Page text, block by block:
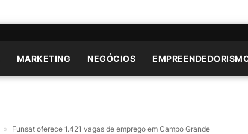
MARKETING NEGÓCIOS
» Funsat oferece 1.421 vagas de emprego em Campo Grande